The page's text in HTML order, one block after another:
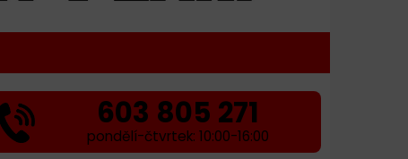
603 805 271
pondělí-čtvrtek: 10:00-16:00